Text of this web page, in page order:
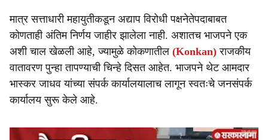
मात्र सत्ताधारी महायुतीकडून अद्याप विरोधी पक्षनेतेपदाबाबत
कोणताही अंतिम निर्णय जाहीर झालेला नाही. अशातच भाजपने एक
अशी चाल खेळली आहे, ज्यामुळे कोकणातील (Konkan) राजकीय
वातावरण पुन्हा तापण्याची चिन्हे दिसत आहेत. भाजपने थेट आमदार
भास्कर जाधव यांच्या संपर्क कार्यालयालाच लागून स्वतःचे जनसंपर्क
कार्यालय सुरू केले आहे.